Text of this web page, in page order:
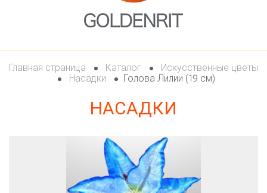
Главная страница Каталог
Искусственные цветы
Насадки
Голова Лилии (19 см)
НАСАДКИ